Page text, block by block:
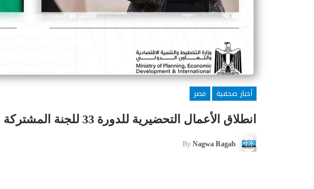
أخبار صحفية
مصر
انطلاق الأعمال التحضيرية للدورة 33 للجنة المشتركة المصرية الأردنية
By Nagwa Ragab